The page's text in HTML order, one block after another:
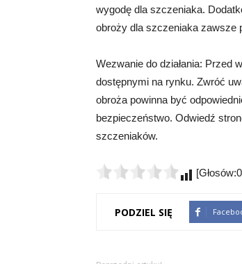
wygodę dla szczeniaka.
obroży dla szczeniaka zawsze
Wezwanie do działania: Przed
dostępnymi na rynku. Zwróć
obroża powinna być
bezpieczeństwo. Odwiedź
szczeniaków.
PODZIEL SIĘ